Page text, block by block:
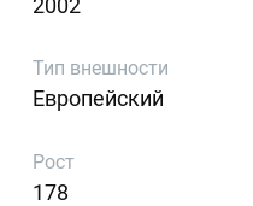
2002
Тип внешности
Европейский
Рост
178